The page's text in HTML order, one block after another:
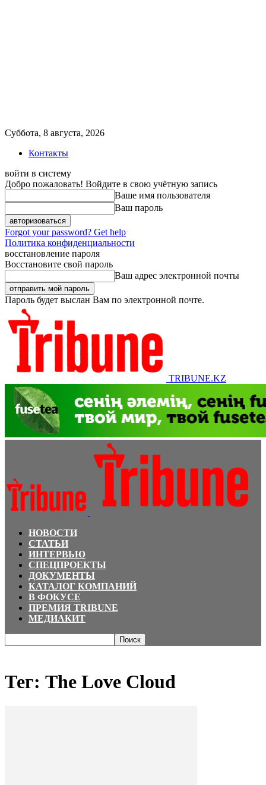
Суббота, 8 августа, 2026
Контакты
войти в систему
Добро пожаловать! Войдите в свою учётную запись
Ваше имя пользователя
Ваш пароль
Forgot your password? Get help
Политика конфиденциальности
восстановление пароля
Восстановите свой пароль
Ваш адрес электронной почты
Пароль будет выслан Вам по электронной почте.
TRIBUNE.KZ
НОВОСТИ
СТАТЬИ
ИНТЕРВЬЮ
СПЕЦПРОЕКТЫ
ДОКУМЕНТЫ
КАТАЛОГ КОМПАНИЙ
В ФОКУСЕ
ПРЕМИЯ TRIBUNE
МЕДИАКИТ
Тег: The Love Cloud